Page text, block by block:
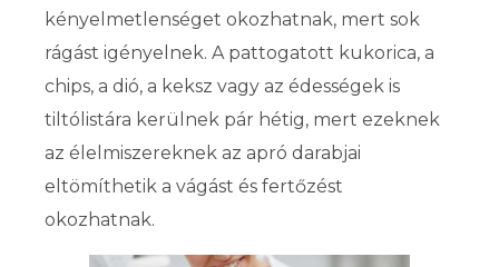
kényelmetlenséget okozhatnak, mert sok
rágást igényelnek. A pattogatott kukorica, a
chips, a dió, a keksz vagy az édességek is
tiltólistára kerülnek pár hétig, mert ezeknek
az élelmiszereknek az apró darabjai
eltömíthetik a vágást és fertőzést
okozhatnak.